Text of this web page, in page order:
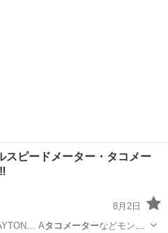
スピードメーター・タコメー
8月2日
Aタコメーターなどモンキ